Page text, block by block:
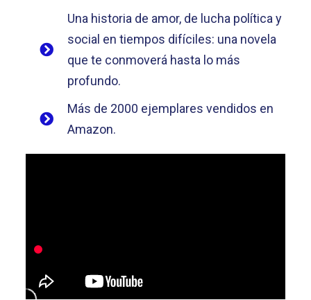
Una historia de amor, de lucha política y
social en tiempos difíciles: una novela
que te conmoverá hasta lo más
profundo.
Más de 2000 ejemplares vendidos en
Amazon.